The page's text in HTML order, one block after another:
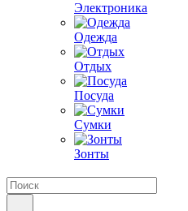
Электроника
Одежда
Отдых
Посуда
Сумки
Зонты